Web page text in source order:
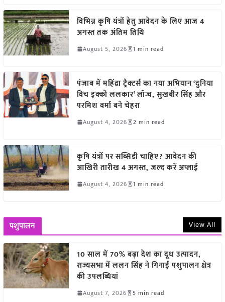
विभिन्न कृषि यंत्रों हेतु आवेदन के लिए आज 4
अगस्त तक अंतिम तिथि
August 5, 2026 1 min read
पंजाब में महिंद्रा ट्रैक्टर्स का नया अभियान ‘दुनिया
विच इक्को ललकार’ लॉन्च, सुखबीर सिंह और
परमिश वर्मा बने चेहरा
August 4, 2026 2 min read
कृषि यंत्रों पर सब्सिडी चाहिए? आवेदन की
आखिरी तारीख 4 अगस्त, जल्द करें अप्लाई
August 4, 2026 1 min read
पशुपालन View All
10 साल में 70% बढ़ा देश का दूध उत्पादन,
राज्यसभा में ललन सिंह ने गिनाईं पशुपालन क्षेत्र
की उपलब्धियां
August 7, 2026 5 min read